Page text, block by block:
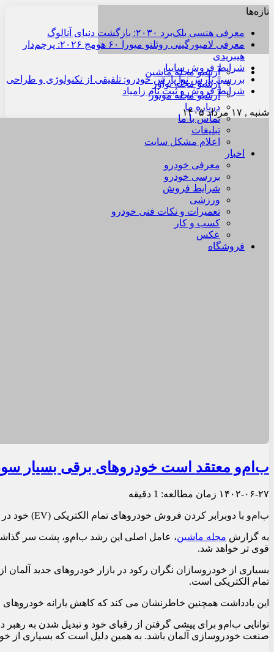
آرشیو مجله ماشین
آرشیو مجله نوآور
آرشیو مجله موتور
درباره ما
تماس با ما
تبلیغات
اعلام مشکل سایت
اخبار
معرفی خودرو
بررسی خودرو
شرایط فروش
ورزشی
تعمیرات و نکات فنی خودرو
کسب و کار
عکس
فروشگاه
تازه‌ها
معرفی هنسی بلک‌برد ۲۰۳۰: بازگشت دنیای آنالوگ
معرفی لامبورگینی روئلتو میورا ۶۰ هومج ۲۰۲۶: پرچم‌دار
هیبریدی
شرایط فروش سایپا
بررسی پارس نوآ پارس خودرو: تلفیقی از تکنولوژی و طراحی
شرایط فروش و ثبت نام زامیاد
شنبه , ۱۷ مرداد ۱۴۰۵
ب‌ام‌و معتقد است خودروهای برقی بسیار
۱۴۰۲-۰۶-۲۷ زمان مطالعه: 1 دقیقه
ب‌ام‌و با دوبرابر کردن فروش خودروهای تمام الکتریکی (EV) خود در سراسر جهان در نیمه اول سال به موفقیت بزرگی دست یافت.
به گزارش مجله ماشین
قوی تر خواهد شد.
بسیاری از خودروسازان نگران رکود در بازار خودروهای جدید
تمام الکتریکی است.
این یادداشت همچنین خاطرنشان می کند که کاهش یارانه خودروهای
توانایی ب‌ام‌و برای پیشی گرفتن از رقبای خود و تبدیل شدن به
صنعت خودروسازی آلمان باشد. به همین دلیل است که بسیاری از